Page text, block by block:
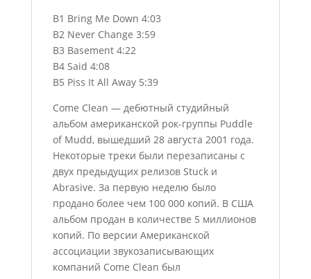
B1 Bring Me Down 4:03
B2 Never Change 3:59
B3 Basement 4:22
B4 Said 4:08
B5 Piss It All Away 5:39
Come Clean — дебютный студийный
альбом американской рок-группы Puddle
of Mudd, вышедший 28 августа 2001 года.
Некоторые треки были перезаписаны с
двух предыдущих релизов Stuck и
Abrasive. За первую неделю было
продано более чем 100 000 копий. В США
альбом продан в количестве 5 миллионов
копий. По версии Американской
ассоциации звукозаписывающих
компаний Come Clean был